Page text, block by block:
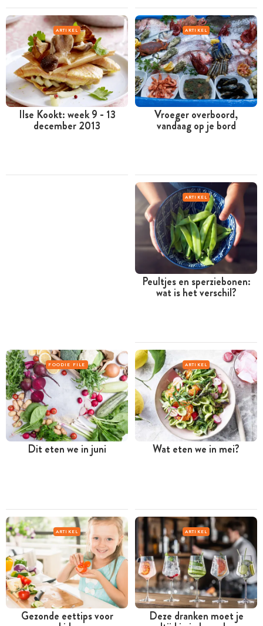
ARTIKEL
Ilse Kookt: week 9 - 13
december 2013
ARTIKEL
Vroeger overboord,
vandaag op je bord
ARTIKEL
Peultjes en sperziebonen:
wat is het verschil?
FOODIE FILE
Dit eten we in juni
ARTIKEL
Wat eten we in mei?
ARTIKEL
Gezonde eettips voor
ARTIKEL
Deze dranken moet je